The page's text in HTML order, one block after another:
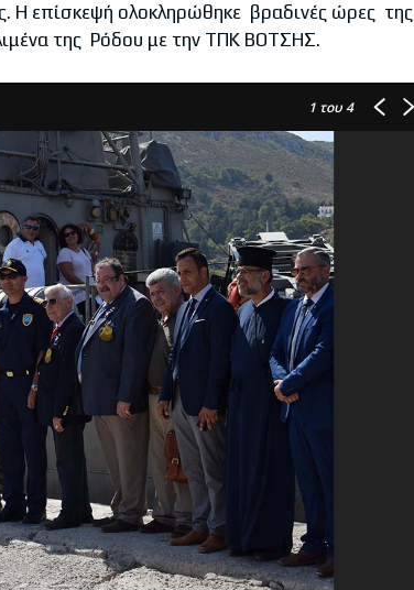
Η επίσκεψή ολοκληρώθηκε βραδινές ώρες της
της Ρόδου με την ΤΠΚ ΒΟΤΣΗΣ.
1 του 4